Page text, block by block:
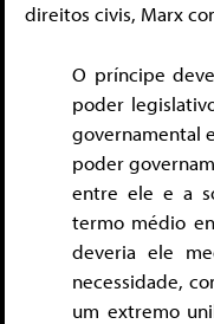
direitos civis, Marx
O príncipe
poder
governamental
poder
entre ele e a
termo médio
deveria ele
necessidade,
um extremo